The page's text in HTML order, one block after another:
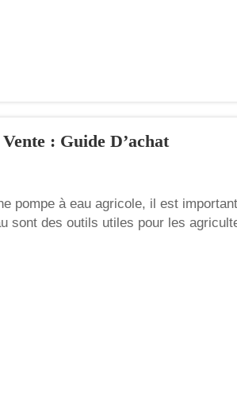
: Guide D’achat
pompe à eau agricole, il est
sont des outils utiles pour les
endroit à un autre, par exemple pour